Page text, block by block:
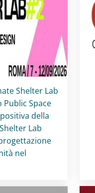
Shelter Lab
Space
della
Lab
nel